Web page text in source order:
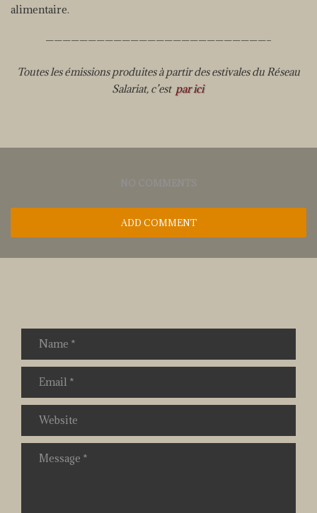
alimentaire.
——————————————————————————–
Toutes les émissions produites à partir des estivales du Réseau
Salariat, c’est par ici
NO COMMENTS
ADD COMMENT